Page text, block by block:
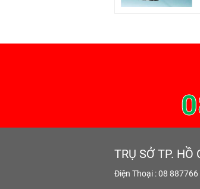
TRỤ SỞ TP. HỒ
Điện Thoại : 08 887766